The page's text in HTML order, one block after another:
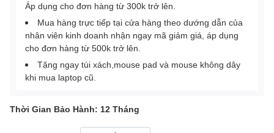
Áp dụng cho đơn hàng từ 300k trở lên.
Mua hàng trực tiếp tại cửa hàng theo dướng dẫn của
nhân viên kinh doanh nhận ngay mã giảm giá, áp dụng
cho đơn hàng từ 500k trở lên.
Tặng ngay túi xách,mouse pad và mouse không dây
khi mua laptop cũ.
Thời Gian Bảo Hành: 12 Tháng